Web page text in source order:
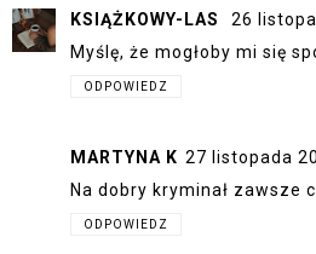
KSIĄŻKOWY-LAS
26
Myślę, że mogłoby mi się
ODPOWIEDZ
MARTYNA K 27 listopada
Na dobry kryminał zawsze
ODPOWIEDZ